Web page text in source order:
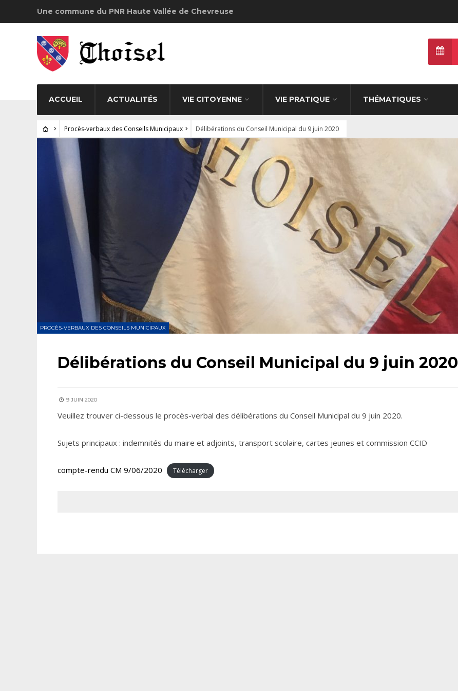
Une commune du PNR Haute Vallée de Chevreuse
ACCUEIL ACTUALITÉS VIE CITOYENNE VIE PRATIQUE THÉMATIQUES
Procès-verbaux des Conseils Municipaux Délibérations du Conseil Municipal du 9 juin 2020
PROCÈS-VERBAUX DES CONSEILS MUNICIPAUX
Délibérations du Conseil Municipal du 9 juin 2020
9 JUIN 2020
Veuillez trouver ci-dessous le procès-verbal des délibérations du Conseil Municipal du 9 juin 2020.
Sujets principaux : indemnités du maire et adjoints, transport scolaire, cartes jeunes et commission CCID
compte-rendu CM 9/06/2020 Télécharger